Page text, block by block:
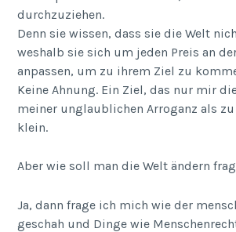
durchzuziehen.
Denn sie wissen, dass sie die Welt
weshalb sie sich um jeden Preis an
anpassen, um zu ihrem Ziel zu
Keine Ahnung. Ein Ziel, das nur mir
meiner unglaublichen Arroganz als
klein.
Aber wie soll man die Welt ändern
Ja, dann frage ich mich wie der
geschah und Dinge wie